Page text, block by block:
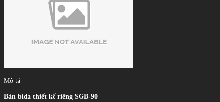
Mô tả
Bàn bida thiết kế riêng SGB-90